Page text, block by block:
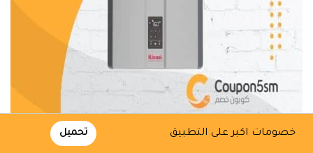
سخان ريناي الذي يعمل بالغاز هو افضل سخان ماء غاز السعودية ويأتي
خصومات اكبر على التطبيق تحميل